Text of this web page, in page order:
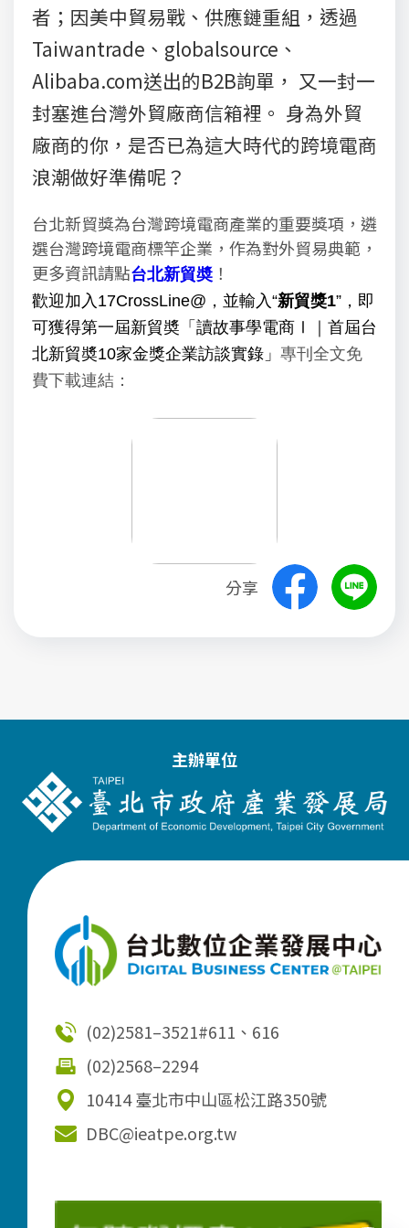
者；因美中貿易戰、供應鏈重組，透過
Taiwantrade、globalsource、
Alibaba.com送出的B2B詢單， 又一封一
封塞進台灣外貿廠商信箱裡。 身為外貿
廠商的你，是否已為這大時代的跨境電商
浪潮做好準備呢？
台北新貿獎為台灣跨境電商產業的重要獎項，遴
選台灣跨境電商標竿企業，作為對外貿易典範，
更多資訊請點台北新貿奬 ！
歡迎加入17CrossLine@，並輸入“新貿獎1”，即
可獲得第一屆新貿奬「讀故事學電商Ⅰ｜首屆台
北新貿奬10家金獎企業訪談實錄」 專刊全文免
費下載連結：
分享
主辦單位
(02)2581–3521#611、616
(02)2568–2294
10414 臺北市中山區松江路350號
DBC@ieatpe.org.tw